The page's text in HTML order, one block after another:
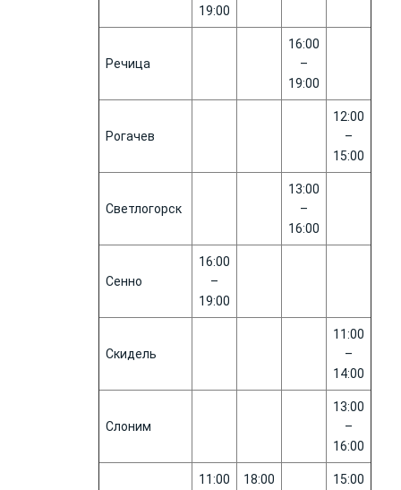
19:00
Речица
16:00
–
19:00
Рогачев
12:00
–
15:00
Светлогорск
13:00
–
16:00
Сенно
16:00
–
19:00
Скидель
11:00
–
14:00
Слоним
13:00
–
16:00
11:00
18:00
15:00